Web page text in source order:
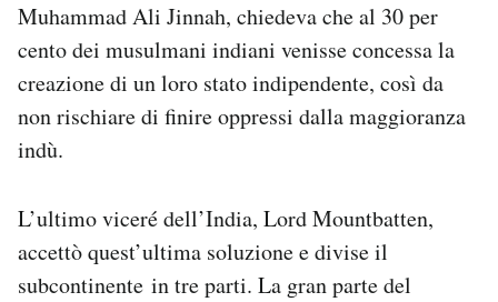
Muhammad Ali Jinnah, chiedeva che al 30 per
cento dei musulmani indiani venisse concessa la
creazione di un loro stato indipendente, così da
non rischiare di finire oppressi dalla maggioranza
indù.
L’ultimo viceré dell’India, Lord Mountbatten,
accettò quest’ultima soluzione e divise il
subcontinente in tre parti. La gran parte del